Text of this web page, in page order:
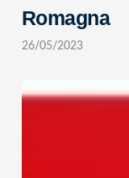
Romagna
26/05/2023